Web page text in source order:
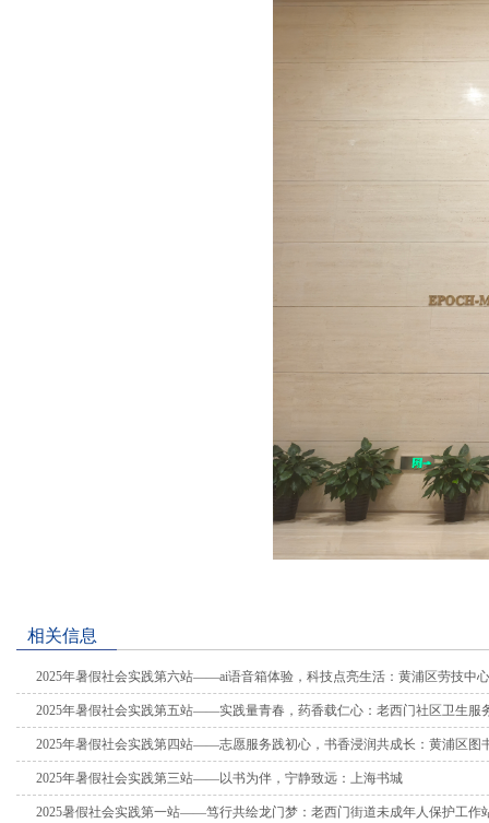
相关信息
2025年暑假社会实践第六站——ai语音箱体验，科技点亮生活：黄浦区劳技中心
2025年暑假社会实践第五站——实践量青春，药香载仁心：老西门社区卫生服
2025年暑假社会实践第四站——志愿服务践初心，书香浸润共成长：黄浦区图
2025年暑假社会实践第三站——以书为伴，宁静致远：上海书城
2025暑假社会实践第一站——笃行共绘龙门梦：老西门街道未成年人保护工作